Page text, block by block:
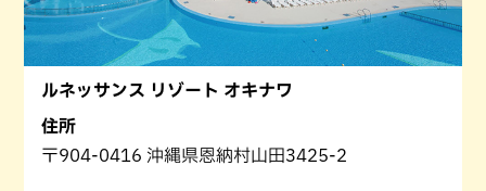
ルネッサンス リゾート オキナワ
住所
〒904-0416 沖縄県恩納村山田3425-2